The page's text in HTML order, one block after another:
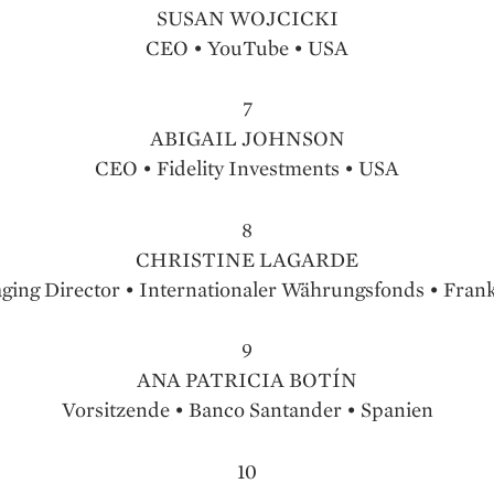
SUSAN WOJCICKI
CEO • YouTube • USA
7
ABIGAIL JOHNSON
CEO • Fidelity Investments • USA
8
CHRISTINE LAGARDE
Director • Internationaler Währungsfonds •
9
ANA PATRICIA BOTÍN
Vorsitzende • Banco Santander • Spanien
10